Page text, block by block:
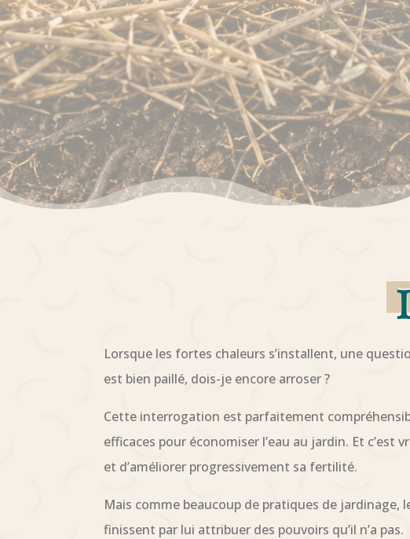
Lorsque les fortes chaleurs s’installent, une
est bien paillé, dois-je encore arroser ?
Cette interrogation est parfaitement
efficaces pour économiser l’eau au jardin. Et
et d’améliorer progressivement sa fertilité.
Mais comme beaucoup de pratiques de jardinage,
finissent par lui attribuer des pouvoirs qu’il n’a pas.